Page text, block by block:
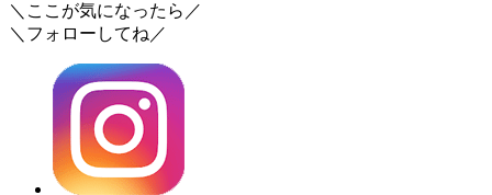
＼ここが気になったら／
＼フォローしてね／